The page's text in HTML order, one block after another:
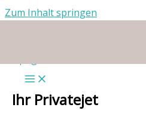
Zum Inhalt springen
Ihr Privatejet